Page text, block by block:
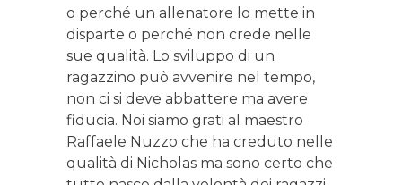
o perché un allenatore lo mette in
disparte o perché non crede nelle
sue qualità. Lo sviluppo di un
ragazzino può avvenire nel tempo,
non ci si deve abbattere ma avere
fiducia. Noi siamo grati al maestro
Raffaele Nuzzo che ha creduto nelle
qualità di Nicholas ma sono certo che